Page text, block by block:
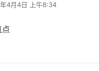
4月4日 上午8:34